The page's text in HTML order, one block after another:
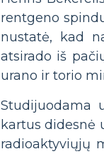
rentgeno
nustatė, kad
atsirado iš
urano ir torio
Studijuodama
kartus didesnė
radioaktyviųjų